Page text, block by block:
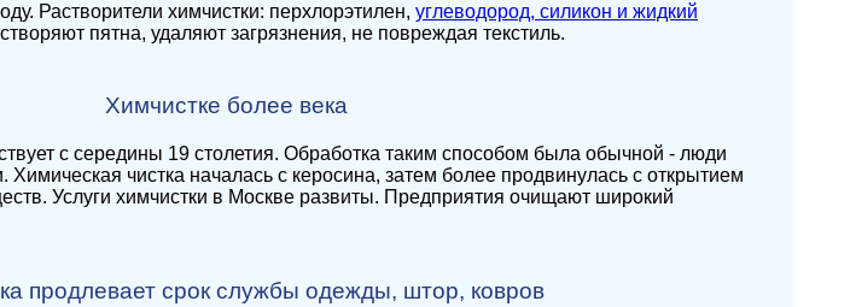
Растворители химчистки: перхлорэтилен, углеводород, силикон и жидкий
пятна, удаляют загрязнения, не повреждая текстиль.
Химчистке более века
с середины 19 столетия. Обработка таким способом была обычной - люди
чистка началась с керосина, затем более продвинулась с открытием
Услуги химчистки в Москве развиты. Предприятия очищают широкий
продлевает срок службы одежды, штор, ковров